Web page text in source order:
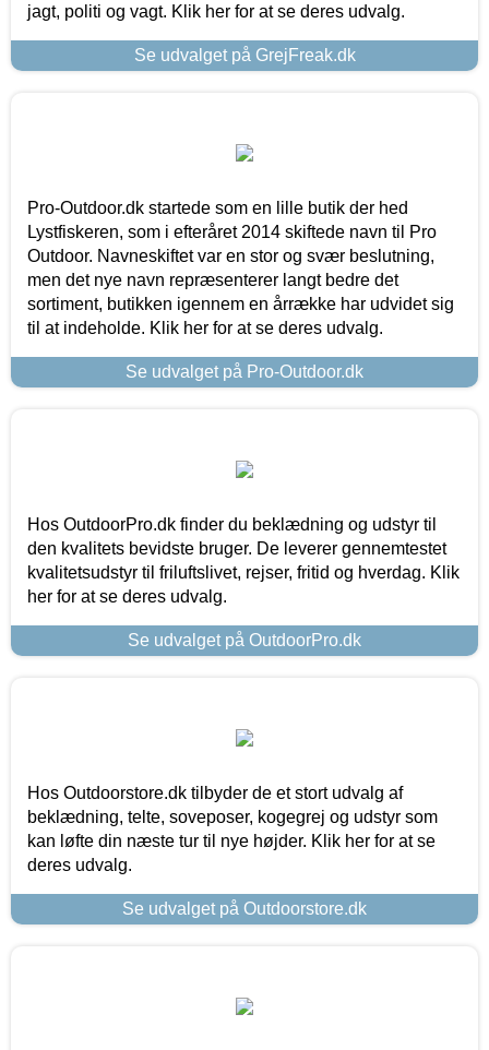
jagt, politi og vagt. Klik her for at se deres udvalg.
Se udvalget på GrejFreak.dk
Pro-Outdoor.dk startede som en lille butik der hed
Lystfiskeren, som i efteråret 2014 skiftede navn til Pro
Outdoor. Navneskiftet var en stor og svær beslutning,
men det nye navn repræsenterer langt bedre det
sortiment, butikken igennem en årrække har udvidet sig
til at indeholde. Klik her for at se deres udvalg.
Se udvalget på Pro-Outdoor.dk
Hos OutdoorPro.dk finder du beklædning og udstyr til
den kvalitets bevidste bruger. De leverer gennemtestet
kvalitetsudstyr til friluftslivet, rejser, fritid og hverdag. Klik
her for at se deres udvalg.
Se udvalget på OutdoorPro.dk
Hos Outdoorstore.dk tilbyder de et stort udvalg af
beklædning, telte, soveposer, kogegrej og udstyr som
kan løfte din næste tur til nye højder. Klik her for at se
deres udvalg.
Se udvalget på Outdoorstore.dk